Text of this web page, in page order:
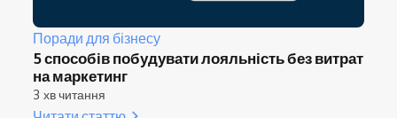
Поради для бізнесу
5 способів побудувати лояльність без витрат
на маркетинг
3 хв читання